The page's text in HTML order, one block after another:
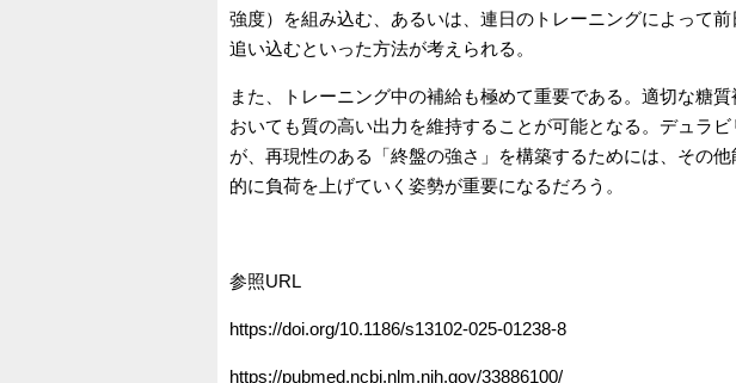
強度）を組み込む、あるいは、連日のトレーニングによって
追い込むといった方法が考えられる。
また、トレーニング中の補給も極めて重要である。適切な糖
おいても質の高い出力を維持することが可能となる。デュラ
が、再現性のある「終盤の強さ」を構築するためには、その
的に負荷を上げていく姿勢が重要になるだろう。
参照URL
https://doi.org/10.1186/s13102-025-01238-8
https://pubmed.ncbi.nlm.nih.gov/33886100/